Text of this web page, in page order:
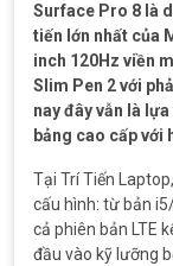
Surface Pro 8 là
tiến lớn nhất của
inch 120Hz viền
Slim Pen 2 với
nay đây vẫn là
bảng cao cấp với
Tại Trí Tiến
cấu hình: từ bản
cả phiên bản LTE
đầu vào kỹ lưỡng